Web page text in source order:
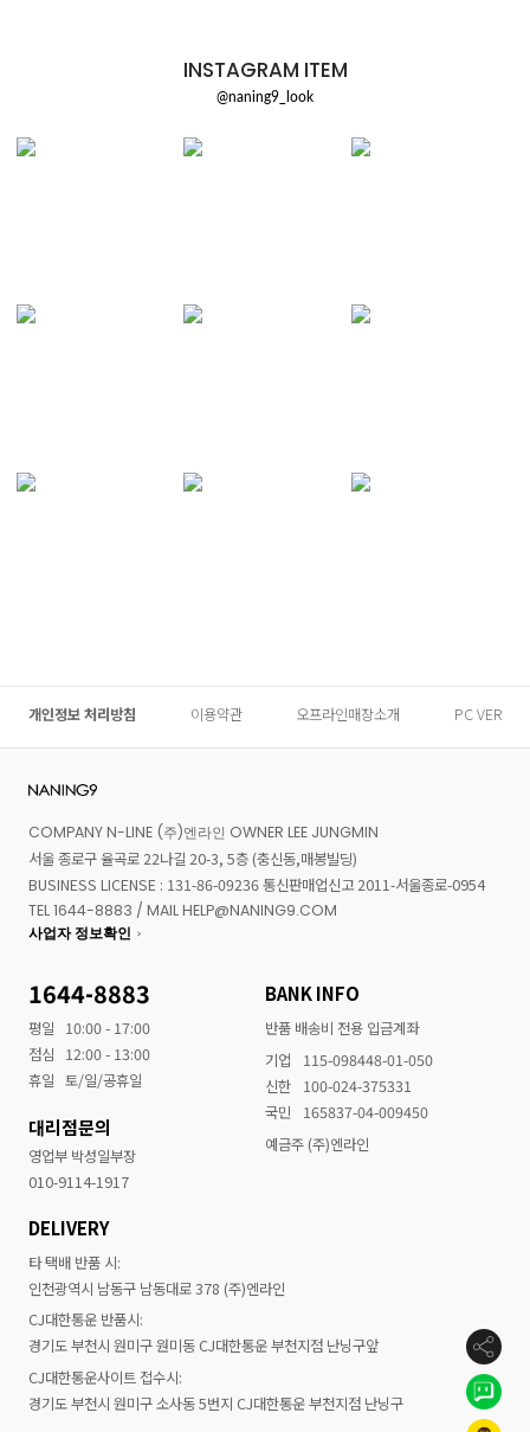
INSTAGRAM ITEM
@naning9_look
개인정보 처리방침 이용약관 오프라인매장소개 PC VER
COMPANY N-LINE (주)엔라인 OWNER LEE JUNGMIN
서울 종로구 율곡로 22나길 20-3, 5층 (충신동,매봉빌딩)
BUSINESS LICENSE : 131-86-09236 통신판매업신고 2011-서울종로-0954
TEL 1644-8883 / MAIL HELP@NANING9.COM
사업자 정보확인
1644-8883
평일
10:00 - 17:00
점심
12:00 - 13:00
휴일 토/일/공휴일
대리점문의
영업부 박성일부장
010-9114-1917
BANK INFO
반품 배송비 전용 입금계좌
기업
115-098448-01-050
신한
100-024-375331
국민
165837-04-009450
예금주 (주)엔라인
DELIVERY
타 택배 반품 시:
인천광역시 남동구 남동대로 378 (주)엔라인
CJ대한통운 반품시:
경기도 부천시 원미구 원미동 CJ대한통운 부천지점 난닝구앞
CJ대한통운사이트 접수시:
경기도 부천시 원미구 소사동 5번지 CJ대한통운 부천지점 난닝구